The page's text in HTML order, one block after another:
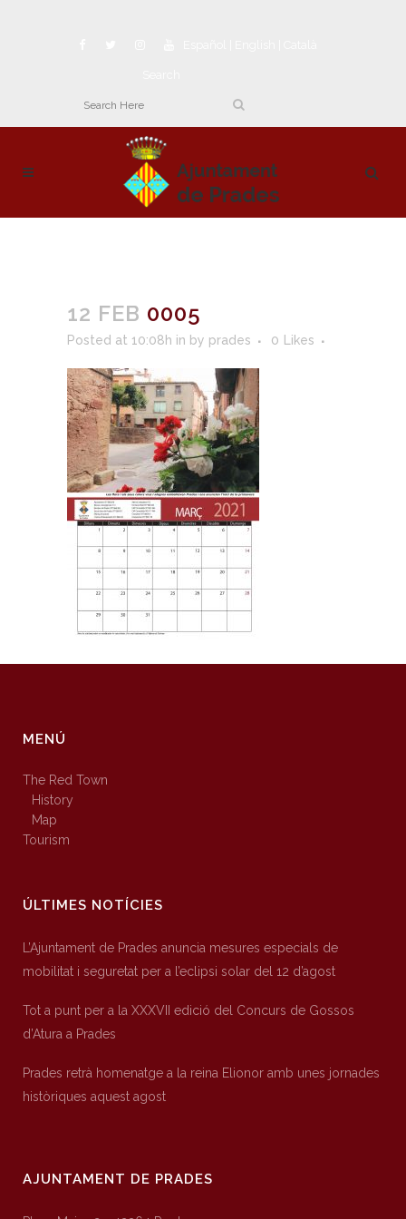
12 FEB 0005
Posted at 10:08h in by prades 0 Likes
MENÚ
The Red Town
History
Map
Tourism
ÚLTIMES NOTÍCIES
L’Ajuntament de Prades anuncia mesures especials de
mobilitat i seguretat per a l’eclipsi solar del 12 d’agost
Tot a punt per a la XXXVII edició del Concurs de Gossos
d’Atura a Prades
Prades retrà homenatge a la reina Elionor amb unes jornades
històriques aquest agost
AJUNTAMENT DE PRADES